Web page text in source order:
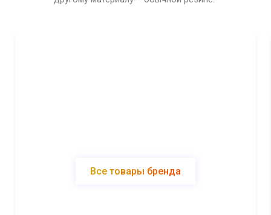
Все товары бренда